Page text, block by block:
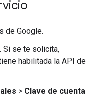
de Google.
. Si se te solicita,
habilitada la API de
> Clave de cuenta